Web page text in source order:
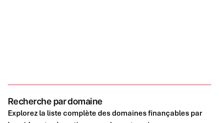
Recherche par domaine
Explorez la liste complète des domaines finançables par